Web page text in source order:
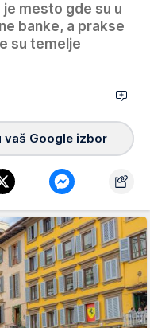
mesto gde su u
banke, a prakse
su temelje
vaš Google izbor